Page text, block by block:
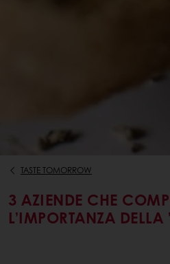
TASTE TOMORROW
3 AZIENDE CHE
L’IMPORTANZA DELLA